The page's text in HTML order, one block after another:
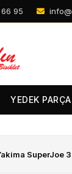
95
YEDEK PARÇA
SuperJoe 3